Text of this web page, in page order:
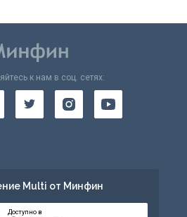
к нам в соц. сетях:
Multi от Минфин
Доступно в